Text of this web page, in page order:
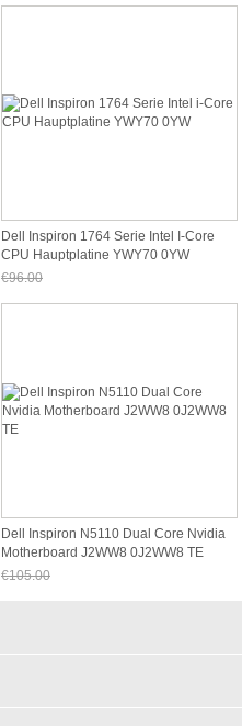
Dell Inspiron 1764 Serie Intel I-Core
CPU Hauptplatine YWY70 0YW
€96.00
Dell Inspiron N5110 Dual Core Nvidia
Motherboard J2WW8 0J2WW8 TE
€105.00